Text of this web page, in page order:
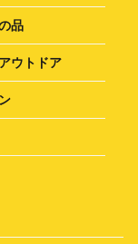
品
ウトドア